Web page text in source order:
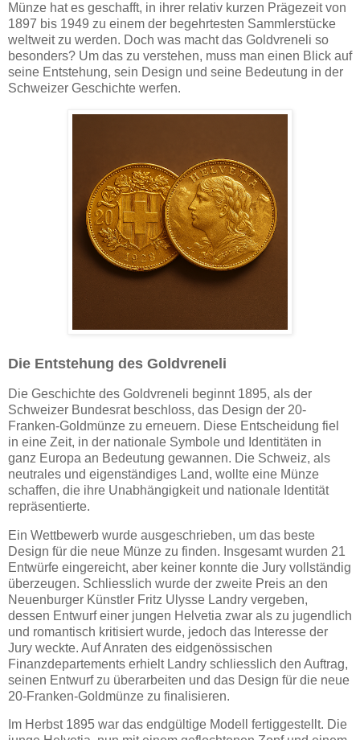
Münze hat es geschafft, in ihrer relativ kurzen Prägezeit von
1897 bis 1949 zu einem der begehrtesten Sammlerstücke
weltweit zu werden. Doch was macht das Goldvreneli so
besonders? Um das zu verstehen, muss man einen Blick auf
seine Entstehung, sein Design und seine Bedeutung in der
Schweizer Geschichte werfen.
Die Entstehung des Goldvreneli
Die Geschichte des Goldvreneli beginnt 1895, als der
Schweizer Bundesrat beschloss, das Design der 20-
Franken-Goldmünze zu erneuern. Diese Entscheidung fiel
in eine Zeit, in der nationale Symbole und Identitäten in
ganz Europa an Bedeutung gewannen. Die Schweiz, als
neutrales und eigenständiges Land, wollte eine Münze
schaffen, die ihre Unabhängigkeit und nationale Identität
repräsentierte.
Ein Wettbewerb wurde ausgeschrieben, um das beste
Design für die neue Münze zu finden. Insgesamt wurden 21
Entwürfe eingereicht, aber keiner konnte die Jury vollständig
überzeugen. Schliesslich wurde der zweite Preis an den
Neuenburger Künstler Fritz Ulysse Landry vergeben,
dessen Entwurf einer jungen Helvetia zwar als zu jugendlich
und romantisch kritisiert wurde, jedoch das Interesse der
Jury weckte. Auf Anraten des eidgenössischen
Finanzdepartements erhielt Landry schliesslich den Auftrag,
seinen Entwurf zu überarbeiten und das Design für die neue
20-Franken-Goldmünze zu finalisieren.
Im Herbst 1895 war das endgültige Modell fertiggestellt. Die